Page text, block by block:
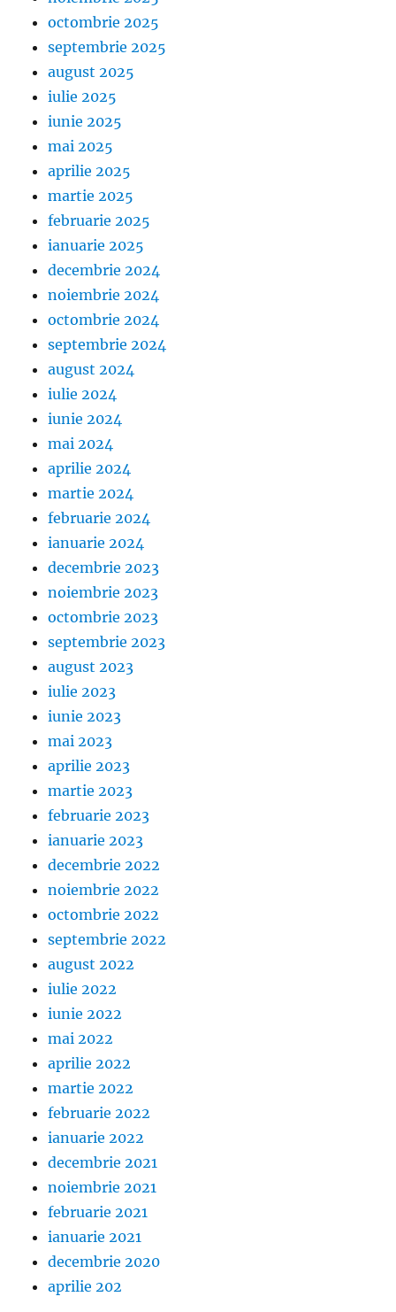
octombrie 2025
septembrie 2025
august 2025
iulie 2025
iunie 2025
mai 2025
aprilie 2025
martie 2025
februarie 2025
ianuarie 2025
decembrie 2024
noiembrie 2024
octombrie 2024
septembrie 2024
august 2024
iulie 2024
iunie 2024
mai 2024
aprilie 2024
martie 2024
februarie 2024
ianuarie 2024
decembrie 2023
noiembrie 2023
octombrie 2023
septembrie 2023
august 2023
iulie 2023
iunie 2023
mai 2023
aprilie 2023
martie 2023
februarie 2023
ianuarie 2023
decembrie 2022
noiembrie 2022
octombrie 2022
septembrie 2022
august 2022
iulie 2022
iunie 2022
mai 2022
aprilie 2022
martie 2022
februarie 2022
ianuarie 2022
decembrie 2021
noiembrie 2021
februarie 2021
ianuarie 2021
decembrie 2020
aprilie 202